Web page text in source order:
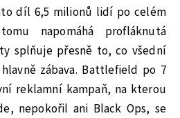
díl 6,5 milionů lidí po celém
napomáhá profláknutá
splňuje přesně to, co všední
zábava. Battlefield po 7
reklamní kampaň, na kterou
nepokořil ani Black Ops, se